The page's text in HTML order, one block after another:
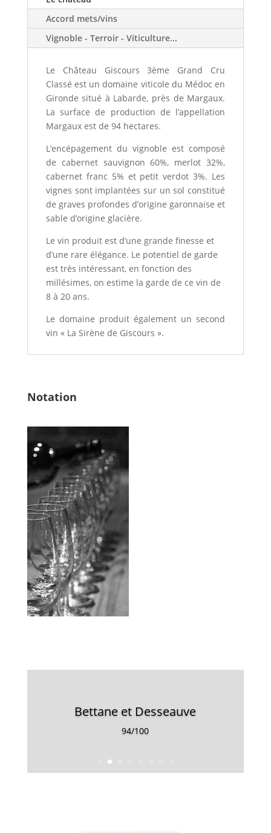
Accord mets/vins
Vignoble - Terroir - Viticulture...
Le Château Giscours 3ème Grand Cru
Classé est un domaine viticole du Médoc en
Gironde situé à Labarde, près de Margaux.
La surface de production de l’appellation
Margaux est de 94 hectares.
L’encépagement du vignoble est composé
de cabernet sauvignon 60%, merlot 32%,
cabernet franc 5% et petit verdot 3%. Les
vignes sont implantées sur un sol constitué
de graves profondes d’origine garonnaise et
sable d’origine glacière.
Le vin produit est d’une grande finesse et
d’une rare élégance. Le potentiel de garde
est très intéressant, en fonction des
millésimes, on estime la garde de ce vin de
8 à 20 ans.
Le domaine produit également un second
vin « La Sirène de Giscours ».
Notation
Bettane et Desseauve
94/100